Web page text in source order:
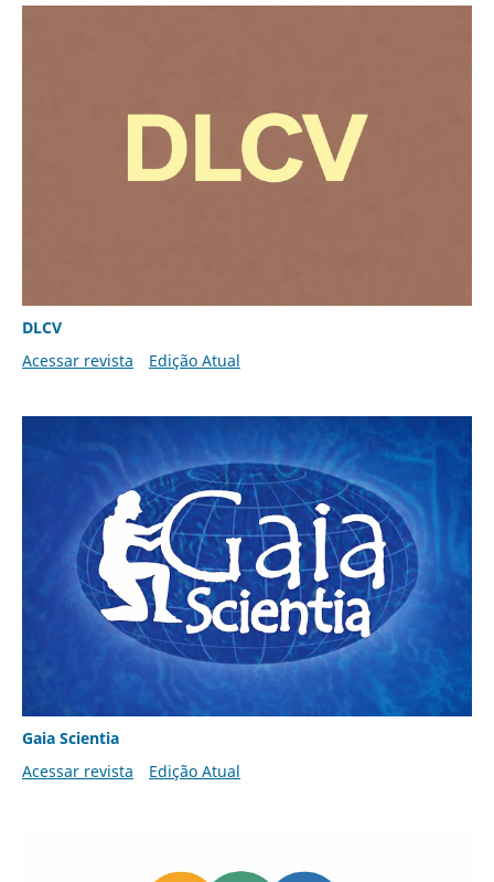
DLCV
Acessar revista
Edição Atual
Gaia Scientia
Acessar revista
Edição Atual